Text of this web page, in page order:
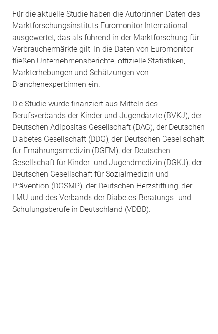
Für die aktuelle Studie haben die Autor:innen Daten des
Marktforschungsinstituts Euromonitor International
ausgewertet, das als führend in der Marktforschung für
Verbrauchermärkte gilt. In die Daten von Euromonitor
fließen Unternehmensberichte, offizielle Statistiken,
Markterhebungen und Schätzungen von
Branchenexpert:innen ein.
Die Studie wurde finanziert aus Mitteln des
Berufsverbands der Kinder und Jugendärzte (BVKJ), der
Deutschen Adipositas Gesellschaft (DAG), der Deutschen
Diabetes Gesellschaft (DDG), der Deutschen Gesellschaft
für Ernährungsmedizin (DGEM), der Deutschen
Gesellschaft für Kinder- und Jugendmedizin (DGKJ), der
Deutschen Gesellschaft für Sozialmedizin und
Prävention (DGSMP), der Deutschen Herzstiftung, der
LMU und des Verbands der Diabetes-Beratungs- und
Schulungsberufe in Deutschland (VDBD).